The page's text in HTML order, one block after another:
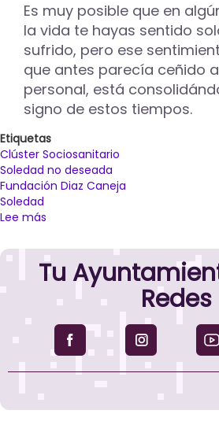
VI
Festival
Internacional
de
Fotografía
de
Castilla
León
Es muy posible que en
la vida te hayas sentido
sufrido, pero ese
que antes parecía ceñido
personal, está
signo de estos tiempos.
Etiquetas
Clúster Sociosanitario
Soledad no deseada
Fundación Diaz Caneja
Soledad
Lee más
Fundación
Díaz
Caneja
12
noviembre
una
sobre
Tu
Redes